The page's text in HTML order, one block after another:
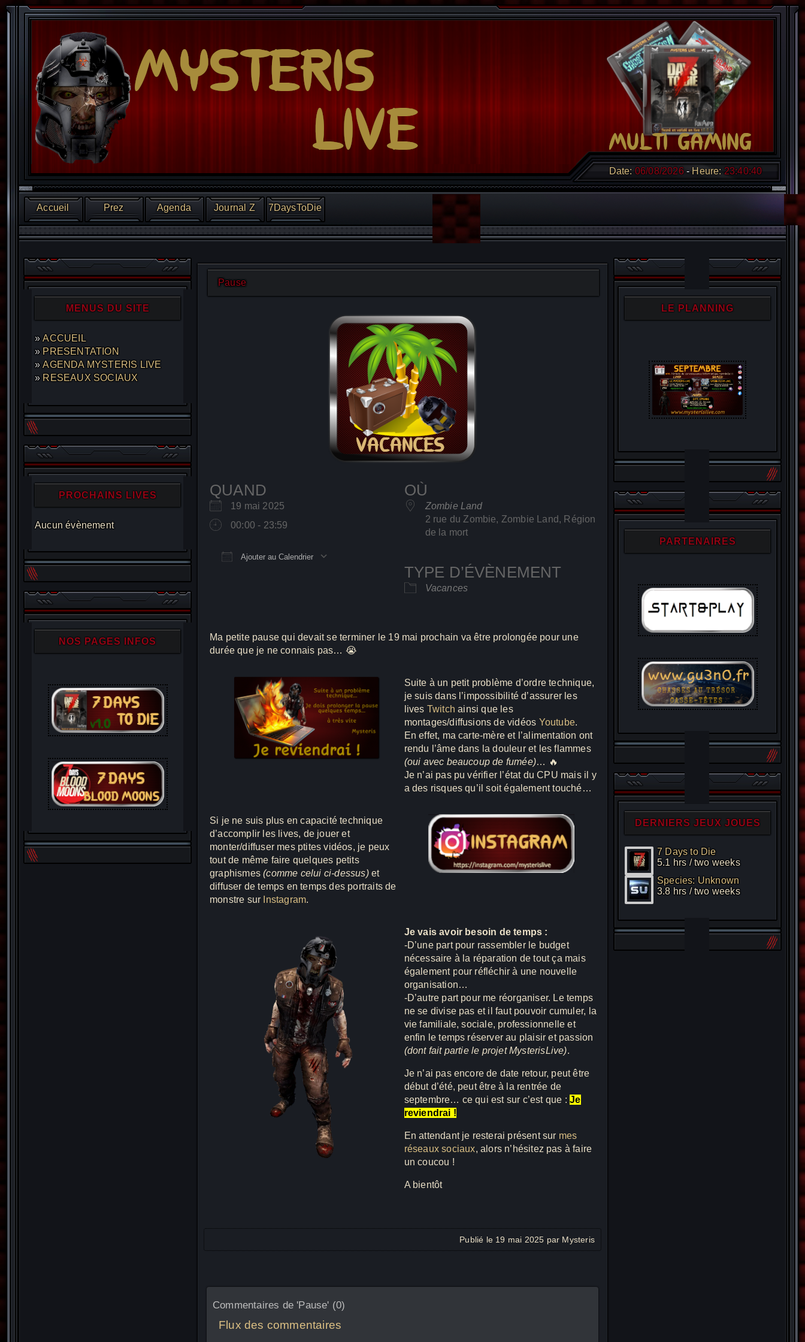
Date: 06/08/2026 Heure: 23:40:41
Accueil Prez Agenda Journal Z 7DaysToDie
MENUS DU SITE
ACCUEIL
PRESENTATION
AGENDA MYSTERIS LIVE
RESEAUX SOCIAUX
PROCHAINS LIVES
Aucun évènement
NOS PAGES INFOS
Pause
QUAND
19 mai 2025
00:00 - 23:59
Ajouter au Calendrier
Calendrier Google iCalendar
OÙ
Zombie Land
2 rue du Zombie, Zombie Land, Région
de la mort
TYPE D’ÉVÈNEMENT
Vacances
Ma petite pause qui devait se terminer le 19 mai prochain va être prolongée pour une
durée que je ne connais pas… 😭
Suite à un petit problème d’ordre technique,
je suis dans l’impossibilité d’assurer les
lives Twitch ainsi que les
montages/diffusions de vidéos Youtube.
En effet, ma carte-mère et l’alimentation ont
rendu l’âme dans la douleur et les flammes
(oui avec beaucoup de fumée)… 🔥
Je n’ai pas pu vérifier l’état du CPU mais il y
a des risques qu’il soit également touché…
Si je ne suis plus en capacité technique
d’accomplir les lives, de jouer et
monter/diffuser mes ptites vidéos, je peux
tout de même faire quelques petits
graphismes(comme celui ci-dessus)et
diffuser de temps en temps des portraits de
monstre sur Instagram.
Je vais avoir besoin de temps :
-D’une part pour rassembler le budget
nécessaire à la réparation de tout ça mais
également pour réfléchir à une nouvelle
organisation…
-D’autre part pour me réorganiser. Le temps
ne se divise pas et il faut pouvoir cumuler, la
vie familiale, sociale, professionnelle et
enfin le temps réserver au plaisir et passion
(dont fait partie le projet MysterisLive).
Je n’ai pas encore de date retour, peut être
début d’été, peut être à la rentrée de
septembre… ce qui est sur c’est que :Je
reviendrai !
En attendant je resterai présent sur mes
réseaux sociaux, alors n’hésitez pas à faire
un coucou !
A bientôt
Publié le 19 mai 2025 par Mysteris
Commentaires de 'Pause' (0)
Flux des commentaires
LE PLANNING
PARTENAIRES
DERNIERS JEUX JOUES
7 Days to Die
5.1 hrs / two weeks
Species: Unknown
3.8 hrs / two weeks